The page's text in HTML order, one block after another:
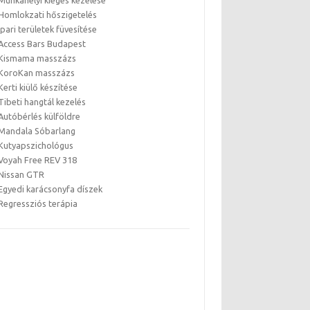
hőszigetelés
területek füvesítése
Bars Budapest
masszázs
masszázs
kiülő készítése
hangtál kezelés
külföldre
Sóbarlang
Free REV 318
GTR
karácsonyfa díszek
terápia